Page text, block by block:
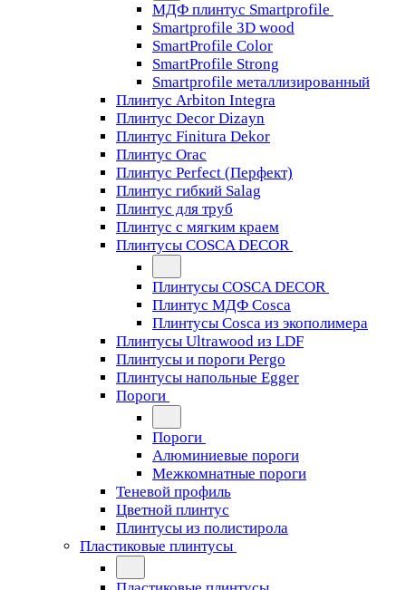
МДФ плинтус Smartprofile
Smartprofile 3D wood
SmartProfile Color
SmartProfile Strong
Smartprofile металлизированный
Плинтус Arbiton Integra
Плинтус Decor Dizayn
Плинтус Finitura Dekor
Плинтус Orac
Плинтус Perfect (Перфект)
Плинтус гибкий Salag
Плинтус для труб
Плинтус с мягким краем
Плинтусы COSCA DECOR
Плинтусы COSCA DECOR
Плинтус МДФ Cosca
Плинтусы Cosca из экополимера
Плинтусы Ultrawood из LDF
Плинтусы и пороги Pergo
Плинтусы напольные Egger
Пороги
Пороги
Алюминиевые пороги
Межкомнатные пороги
Теневой профиль
Цветной плинтус
Плинтусы из полистирола
Пластиковые плинтусы